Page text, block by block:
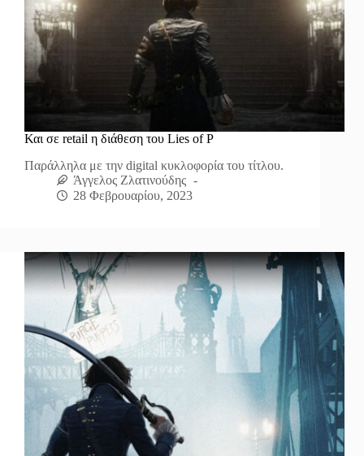
Και σε retail η διάθεση του Lies of P
Παράλληλα με την digital κυκλοφορία του τίτλου.
Άγγελος Ζλατινούδης
28 Φεβρουαρίου, 2023